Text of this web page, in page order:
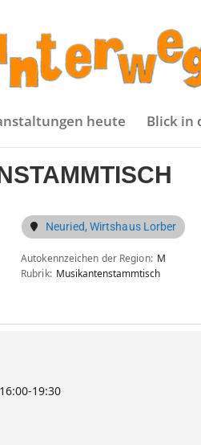
heute Blick in
Neuried, Wirtshaus Lorber
Autokennzeichen der Region M
Rubrik Musikantenstammtisch
16:00-19:30